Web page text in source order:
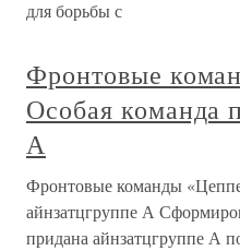
для борьбы с
Фронтовые
Особая команда
А
Фронтовые команды
айнзатцгруппе А
придана айнзатцгруппе А